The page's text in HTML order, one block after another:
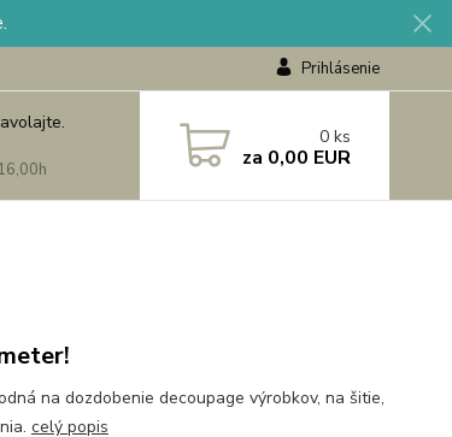
Prihlásenie
0 ks
za 0,00 EUR
na dozdobenie decoupage výrobkov, na šitie,
celý popis